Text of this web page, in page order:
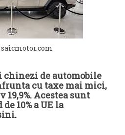
saicmotor.com
chinezi de automobile
cu taxe mai mici,
19,9%. Acestea sunt
10% a UE la